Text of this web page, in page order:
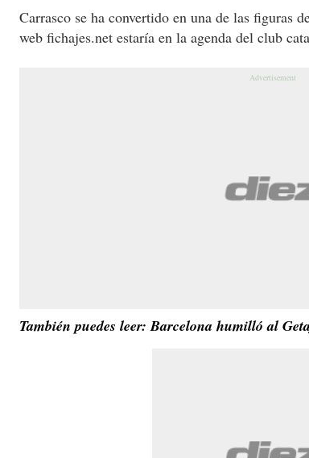
Carrasco se ha convertido en una de las figuras
web fichajes.net estaría en la agenda del club
También puedes leer: Barcelona humilló al